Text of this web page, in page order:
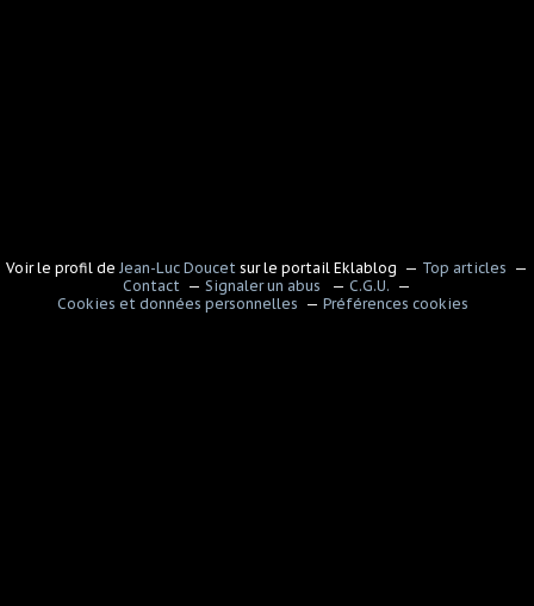
Voir le profil de Jean-Luc Doucet sur le portail Eklablog
Top articles
Contact
Signaler un abus
C.G.U.
Cookies et données personnelles
Préférences cookies